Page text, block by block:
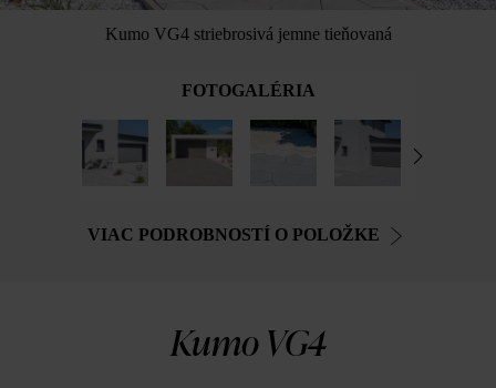
Kumo VG4 striebrosivá jemne tieňovaná
FOTOGALÉRIA
VIAC PODROBNOSTÍ O POLOŽKE
Kumo VG4